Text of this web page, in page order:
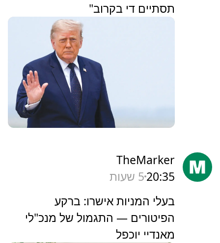
תסתיים די בקרוב"
TheMarker
20:355 שעות
‏בעלי המניות אישרו: ברקע
הפיטורים — התגמול של מנכ"לי
מאנדיי יוכפל